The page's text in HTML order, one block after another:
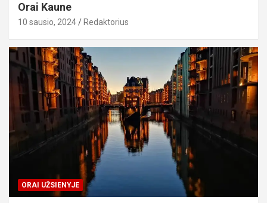
Orai Kaune
10 sausio, 2024 Redaktorius
ORAI UŽSIENYJE